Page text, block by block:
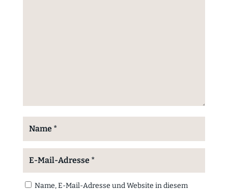
Name, E-Mail-Adresse und Website in diesem